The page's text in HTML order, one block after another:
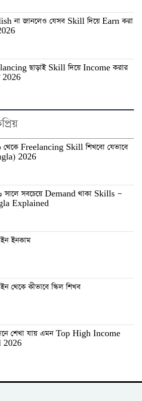
না জানলেও যেসব Skill দিয়ে Earn করা
ছাড়াই Skill দিয়ে Income করার
2026
Freelancing Skill শিখবো যেভাবে
2026
সালে সবচেয়ে Demand থাকা Skills —
Explained
ইনকাম
থেকে কীভাবে স্কিল শিখব
শেখা যায় এমন Top High Income
2026